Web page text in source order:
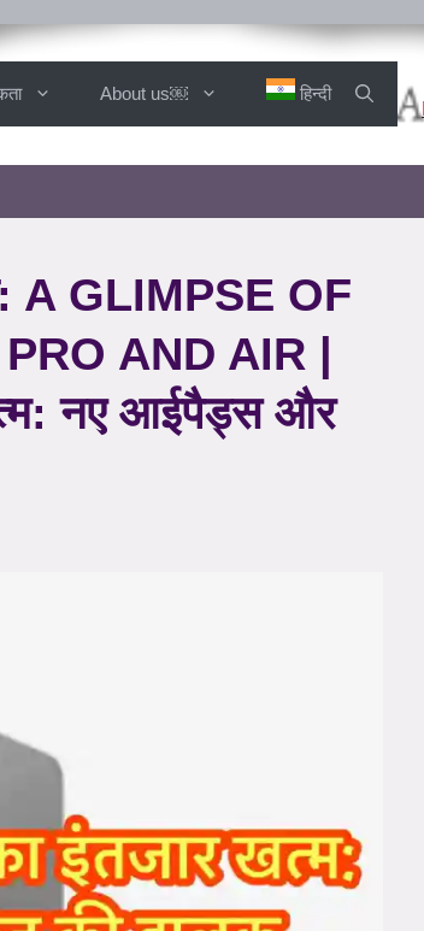
About us￼ हिन्दी
A GLIMPSE OF
AND AIR |
नए आईपैड्स और